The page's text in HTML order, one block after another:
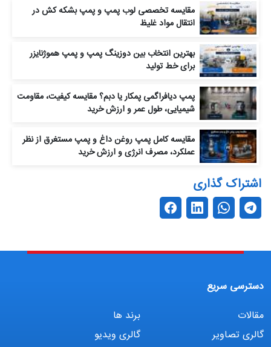
مقایسه تخصصی لوب پمپ و پمپ بشکه‌ کش در
انتقال مواد غلیظ
بهترین انتخاب بین دوزینگ پمپ و پمپ هموژنایزر
برای خط تولید
پمپ دیافراگمی پمکار یا دبم؟ مقایسه کیفیت، مقاومت
شیمیایی، طول عمر و ارزش خرید
مقایسه کامل پمپ روغن داغ و پمپ مستغرق از نظر
عملکرد، مصرف انرژی و ارزش خرید
اشتراک گذاری
دسترسی سریع
مقالات
برند ها
گالری تصاویر
گالری ویدیو